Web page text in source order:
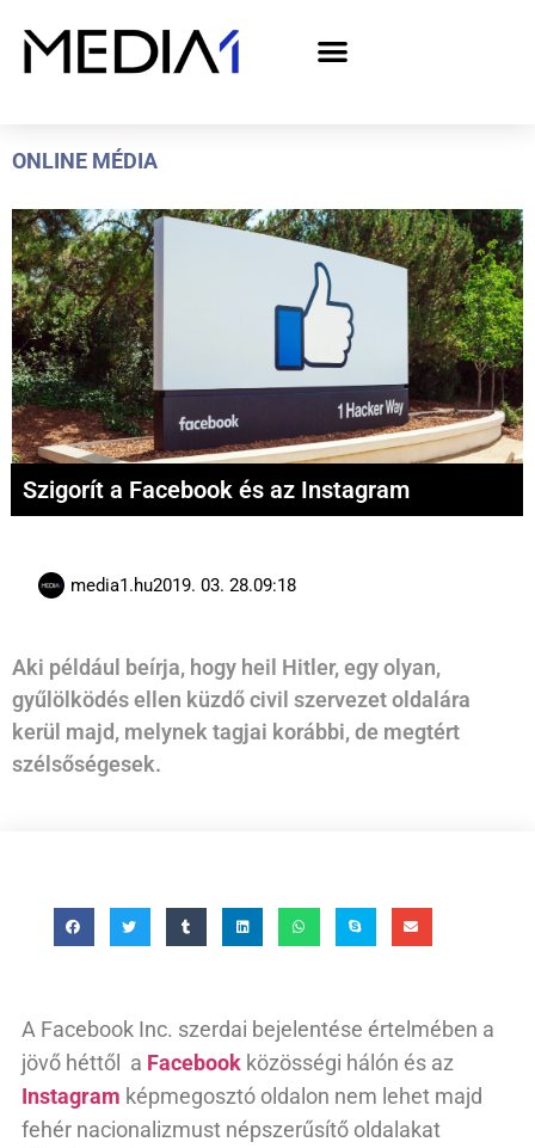
ONLINE MÉDIA
Szigorít a Facebook és az Instagram
media1.hu2019. 03. 28.09:18
Aki például beírja, hogy heil Hitler, egy olyan,
gyűlölködés ellen küzdő civil szervezet oldalára
kerül majd, melynek tagjai korábbi, de megtért
szélsőségesek.
A Facebook Inc. szerdai bejelentése értelmében a
jövő héttől a Facebook közösségi hálón és az
Instagram képmegosztó oldalon nem lehet majd
fehér nacionalizmust népszerűsítő oldalakat